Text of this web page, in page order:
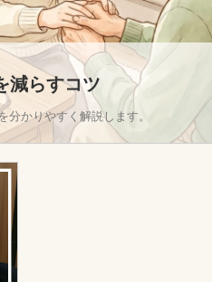
減らすコツ
かりやすく解説します。